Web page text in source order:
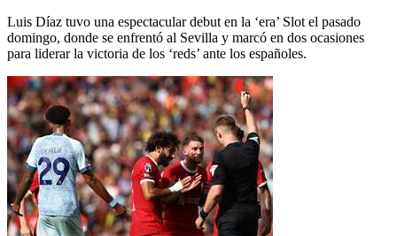
Luis Díaz tuvo una espectacular debut en la ‘era’ Slot el pasado
domingo, donde se enfrentó al Sevilla y marcó en dos ocasiones
para liderar la victoria de los ‘reds’ ante los españoles.